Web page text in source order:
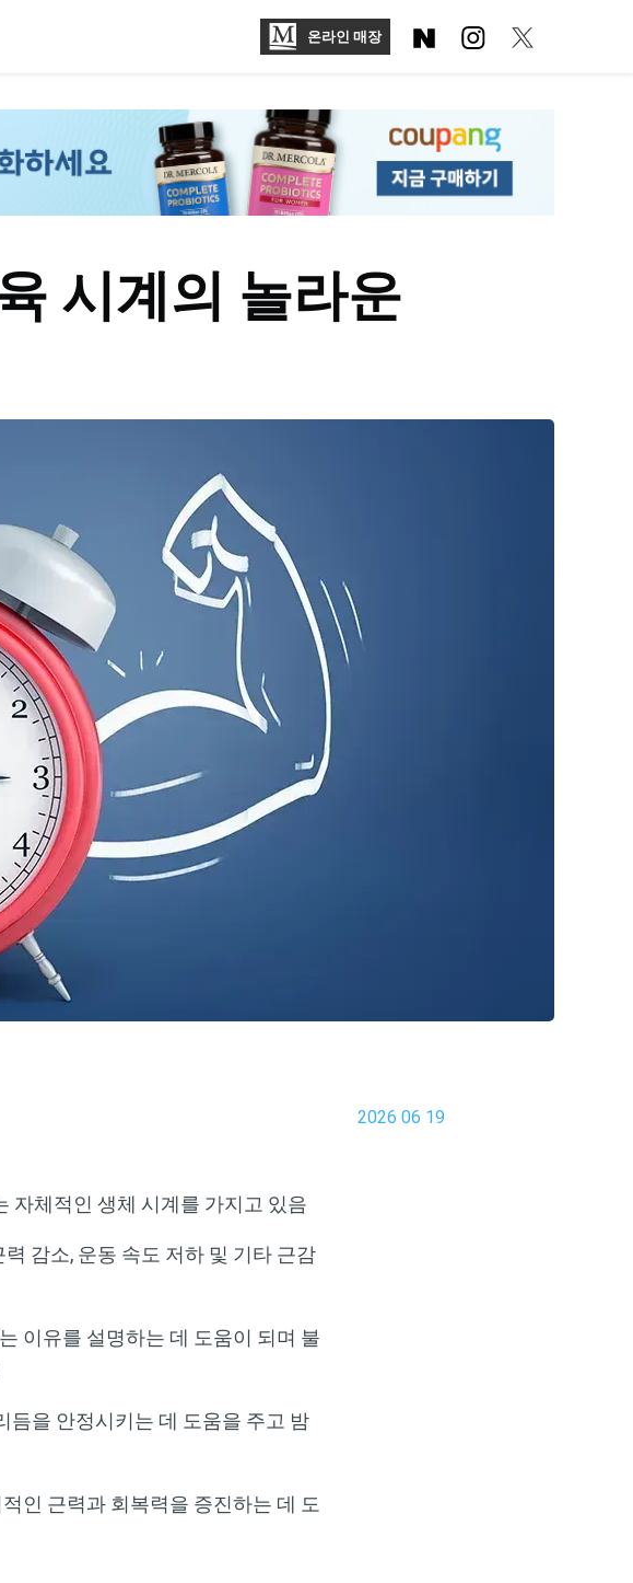
온라인 매장
시계의 놀라운
2026 06 19
자체적인 생체 시계를 가지고 있음
감소, 운동 속도 저하 및 기타 근감
이유를 설명하는 데 도움이 되며 불
듬을 안정시키는 데 도움을 주고 밤
인 근력과 회복력을 증진하는 데 도